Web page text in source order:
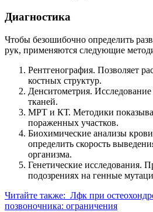
Диагностика
Чтобы безошибочно определить
рук, применяются следующие
Рентгенография. Позволяет
костных структур.
Денситометрия.
тканей.
МРТ и КТ. Методики
пораженных участков.
Биохимические анализы
определить скорость
организма.
Генетические исследования.
подозрениях на генные
Читайте также: Лфк при
позвоночника: ограничения